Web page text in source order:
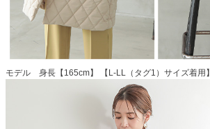
モデル 身長【165cm】 【L-LL（タグ1）サイズ着用】